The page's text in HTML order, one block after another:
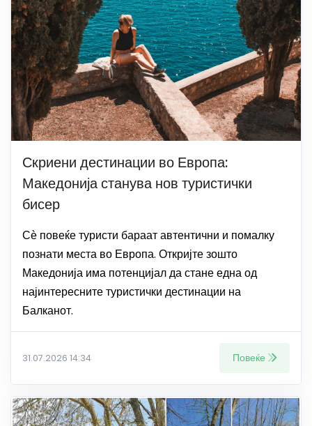
Скриени дестинации во Европа:
Македонија станува нов туристички
бисер
Сѐ повеќе туристи бараат автентични и помалку
познати места во Европа. Откријте зошто
Македонија има потенцијал да стане една од
најинтересните туристички дестинации на
Балканот.
31.07.2026 14:34 Повеќе